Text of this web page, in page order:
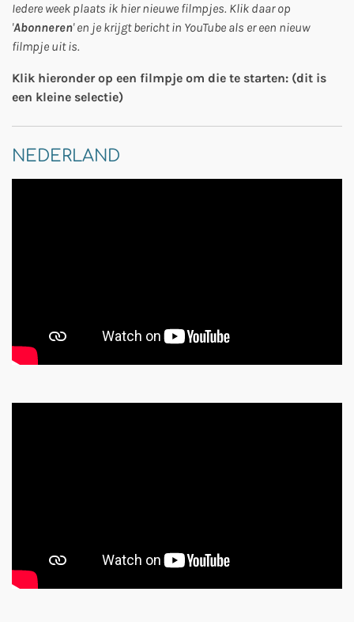
Iedere week plaats ik hier nieuwe filmpjes. Klik daar op
'Abonneren' en je krijgt bericht in YouTube als er een nieuw
filmpje uit is.
Klik hieronder op een filmpje om die te starten: (dit is
een kleine selectie)
NEDERLAND